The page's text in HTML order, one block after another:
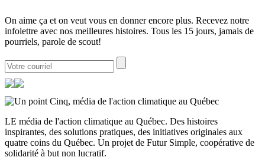
On aime ça et on veut vous en donner encore plus. Recevez notre
infolettre avec nos meilleures histoires. Tous les 15 jours, jamais de
pourriels, parole de scout!
LE média de l'action climatique au Québec. Des histoires
inspirantes, des solutions pratiques, des initiatives originales aux
quatre coins du Québec. Un projet de Futur Simple, coopérative de
solidarité à but non lucratif.